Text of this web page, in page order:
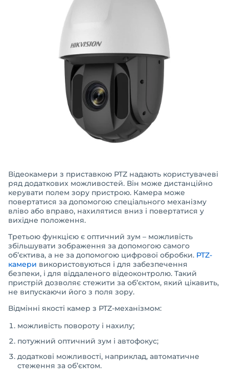
Відеокамери з приставкою PTZ надають користувачеві
ряд додаткових можливостей. Він може дистанційно
керувати полем зору пристрою. Камера може
повертатися за допомогою спеціального механізму
вліво або вправо, нахилятися вниз і повертатися у
вихідне положення.
Третьою функцією є оптичний зум – можливість
збільшувати зображення за допомогою самого
об’єктива, а не за допомогою цифрової обробки. PTZ-
камери використовуються і для забезпечення
безпеки, і для віддаленого відеоконтролю. Такий
пристрій дозволяє стежити за об’єктом, який цікавить,
не випускаючи його з поля зору.
Відмінні якості камер з PTZ-механізмом:
можливість повороту і нахилу;
потужний оптичний зум і автофокус;
додаткові можливості, наприклад, автоматичне
стеження за об’єктом.